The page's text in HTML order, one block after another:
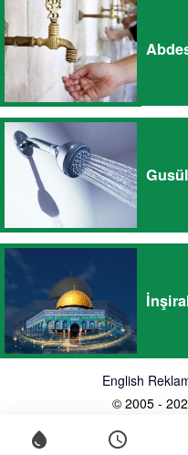
water_drop schedule
English
© 2005 -